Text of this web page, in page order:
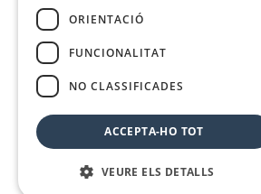
ORIENTACIÓ
FUNCIONALITAT
NO CLASSIFICADES
ACCEPTA-HO TOT
VEURE ELS DETALLS